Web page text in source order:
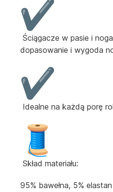
Ściągacze w pasie i
dopasowanie i wygoda
Idealne na każdą porę
Skład materiału:
95% bawełna, 5% elastan